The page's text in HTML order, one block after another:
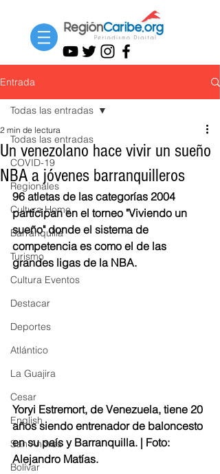
Entrada
Todas las entradas
COVID-19
Regionales
Cultura Home
Barranquilla
Turismo
Cultura Eventos
Destacar
Deportes
Atlántico
La Guajira
Cesar
English
San Andres
Bolívar
Todas las entradas
Un venezolano hace vivir un sueño
NBA a jóvenes barranquilleros
2 min de lectura
96 atletas de las categorías 2004
participan en el torneo "Viviendo un
sueño" donde el sistema de
competencia es como el de las
grandes ligas de la NBA.
Yoryi Estremort, de Venezuela, tiene 20
años siendo entrenador de baloncesto
en su país y Barranquilla. | Foto:
Alejandro Matías.